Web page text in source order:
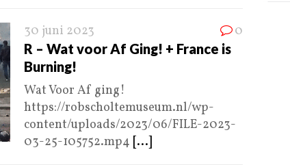
30 juni 2023 0
R – Wat voor Af Ging! + France is
Burning!
Wat Voor Af ging!
https://robscholtemuseum.nl/wp-
content/uploads/2023/06/FILE-2023-
03-25-105752.mp4 [...]